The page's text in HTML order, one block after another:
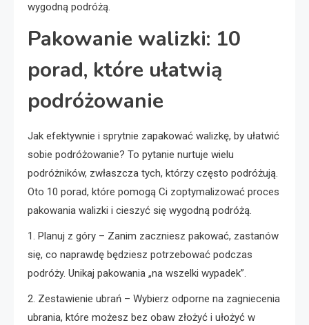
wygodną podróżą.
Pakowanie walizki: 10
porad, które ułatwią
podróżowanie
Jak efektywnie i sprytnie zapakować walizkę, by ułatwić
sobie podróżowanie? To pytanie nurtuje wielu
podróżników, zwłaszcza tych, którzy często podróżują.
Oto 10 porad, które pomogą Ci zoptymalizować proces
pakowania walizki i cieszyć się wygodną podróżą.
1. Planuj z góry – Zanim zaczniesz pakować, zastanów
się, co naprawdę będziesz potrzebować podczas
podróży. Unikaj pakowania „na wszelki wypadek”.
2. Zestawienie ubrań – Wybierz odporne na zagniecenia
ubrania, które możesz bez obaw złożyć i ułożyć w